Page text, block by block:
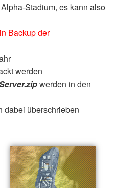
Stadium, es kann also
Backup der
werden
werden in den
dabei überschrieben